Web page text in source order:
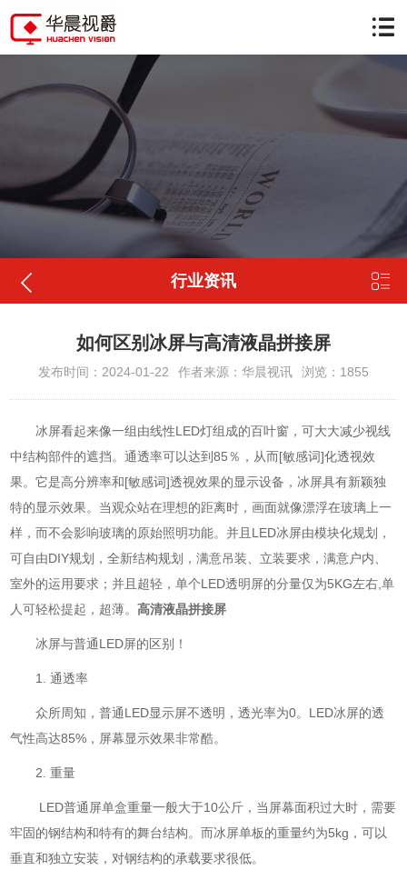
 行业资讯 
如何区别冰屏与高清液晶拼接屏
发布时间：2024-01-22 作者来源：华晨视讯 浏览：1855
冰屏看起来像一组由线性LED灯组成的百叶窗，可大大减少视线
中结构部件的遮挡。通透率可以达到85％，从而[敏感词]化透视效
果。它是高分辨率和[敏感词]透视效果的显示设备，冰屏具有新颖独
特的显示效果。当观众站在理想的距离时，画面就像漂浮在玻璃上一
样，而不会影响玻璃的原始照明功能。并且LED冰屏由模块化规划，
可自由DIY规划，全新结构规划，满意吊装、立装要求，满意户内、
室外的运用要求；并且超轻，单个LED透明屏的分量仅为5KG左右,单
人可轻松提起，超薄。高清液晶拼接屏
冰屏与普通LED屏的区别！
1. 通透率
众所周知，普通LED显示屏不透明，透光率为0。LED冰屏的透
气性高达85%，屏幕显示效果非常酷。
2. 重量
LED普通屏单盒重量一般大于10公斤，当屏幕面积过大时，需要
牢固的钢结构和特有的舞台结构。而冰屏单板的重量约为5kg，可以
垂直和独立安装，对钢结构的承载要求很低。